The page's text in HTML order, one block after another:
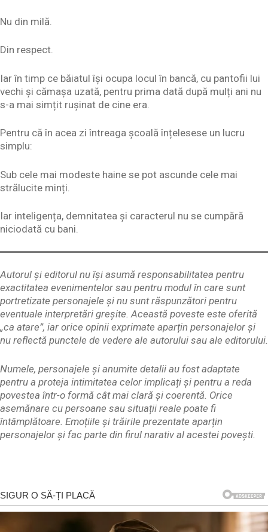
Nu din milă.
Din respect.
Iar în timp ce băiatul își ocupa locul în bancă, cu pantofii lui
vechi și cămașa uzată, pentru prima dată după mulți ani nu
s-a mai simțit rușinat de cine era.
Pentru că în acea zi întreaga școală înțelesese un lucru
simplu:
Sub cele mai modeste haine se pot ascunde cele mai
strălucite minți.
Iar inteligența, demnitatea și caracterul nu se cumpără
niciodată cu bani.
Autorul și editorul nu își asumă responsabilitatea pentru
exactitatea evenimentelor sau pentru modul în care sunt
portretizate personajele și nu sunt răspunzători pentru
eventuale interpretări greșite. Această poveste este oferită
„ca atare”, iar orice opinii exprimate aparțin personajelor și
nu reflectă punctele de vedere ale autorului sau ale editorului.
Numele, personajele și anumite detalii au fost adaptate
pentru a proteja intimitatea celor implicați și pentru a reda
povestea într-o formă cât mai clară și coerentă. Orice
asemănare cu persoane sau situații reale poate fi
întâmplătoare. Emoțiile și trăirile prezentate aparțin
personajelor și fac parte din firul narativ al acestei povești.